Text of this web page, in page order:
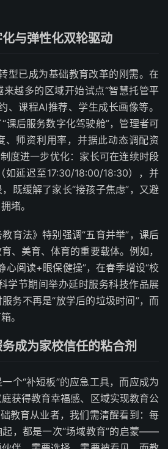
与弹性化双轮驱动
型已成为基础教育改革的刚需。在
越多的区域开始试点“智慧托管平
、课程AI推荐、学生成长画像等。
课后服务数字化驾驶舱”，管理者可
、师资利用率，并据此动态调配资
度进一步优化：家长可在连续时段
如延迟至17:30/18:00/18:30），并
既缓解了家长“接孩子焦虑”，又避
堵。
育法》特别强调“五育并举”，课后
、美育、体育的重要载体。例如，
心阅读+眼保健操”，在春季增设“校
学节期间举办延时服务科技作品展
务不再是“放学后的垃圾时间”，而
。
成为家校信任的粘合剂
个“补短板”的应急工具，而应成为
获得教育幸福感、区域实现教育公
教育从业者，我们需清醒看到：每
起，都是一次“场域教育”的启蒙——